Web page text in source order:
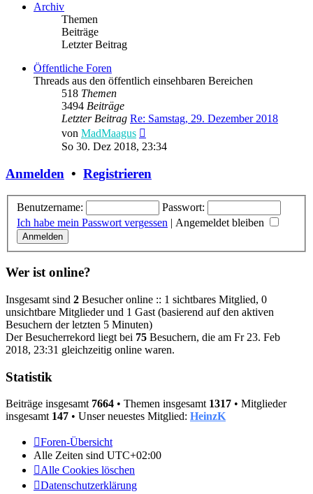
Archiv
Themen
Beiträge
Letzter Beitrag
Öffentliche Foren
Threads aus den öffentlich einsehbaren Bereichen
518 Themen
3494 Beiträge
Letzter Beitrag Re: Samstag, 29. Dezember 2018
von MadMaagus
Beitrag
So 30. Dez 2018, 23:34
Anmelden • Registrieren
Benutzername:
Passwort:
Ich habe mein Passwort vergessen | Angemeldet bleiben
Wer ist online?
Insgesamt sind 2 Besucher online :: 1 sichtbares Mitglied, 0
unsichtbare Mitglieder und 1 Gast (basierend auf den aktiven
Besuchern der letzten 5 Minuten)
Der Besucherrekord liegt bei 75 Besuchern, die am Fr 23. Feb
2018, 23:31 gleichzeitig online waren.
Statistik
Beiträge insgesamt 7664 • Themen insgesamt 1317 • Mitglieder
insgesamt 147 • Unser neuestes Mitglied: HeinzK
Foren-Übersicht
Alle Zeiten sind UTC+02:00
Alle Cookies löschen
Datenschutzerklärung